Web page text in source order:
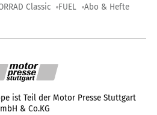
Classic FUEL Abo & Hefte
ist Teil der Motor Presse Stuttgart
& Co.KG